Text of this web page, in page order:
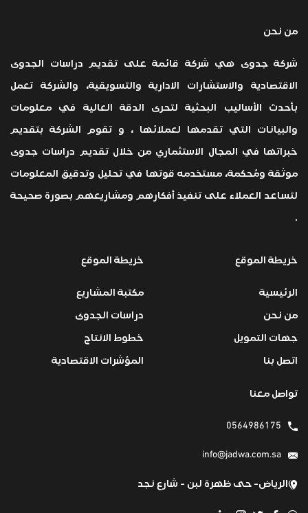
من نحن
شركة جدوى هي شركة قائمة على تقديم دراسات الجدوى
الاقتصادية والاستشارات الادارية والتسويقية، والشركة تعمل
بأحدث الأساليب البحثية لتحرى الدقة العالية في معلومات
والبيانات التي تقدمها لعملائها ، و تقوم الشركة بتقديم
خبراتها في المجال الاستثماري من خلال تقديم دراسات جدوى
موثقة ومُحكمة، مستخدمه قوتها في تحليل وتدقيق المعلومات
لتساعد العملاء على تنفيذ أفكارهم ومشاريعهم بصورة صحيحة
.
خريطة الموقع
الرئيسية
من نحن
جهات التمويل
اتصل بنا
خريطة الموقع
مكتبة المشاريع
دراسات الجدوى
خطوط الانتاج
المؤشرات الاقتصادية
تواصل معنا
0564986175
info@jadwa.com.sa
الرياض- حى ظهرة لبن - شارع نجد